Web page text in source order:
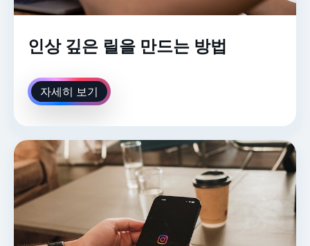
인상 깊은 릴을 만드는 방법
자세히 보기